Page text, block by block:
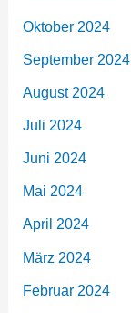
Oktober 2024
September 2024
August 2024
Juli 2024
Juni 2024
Mai 2024
April 2024
März 2024
Februar 2024